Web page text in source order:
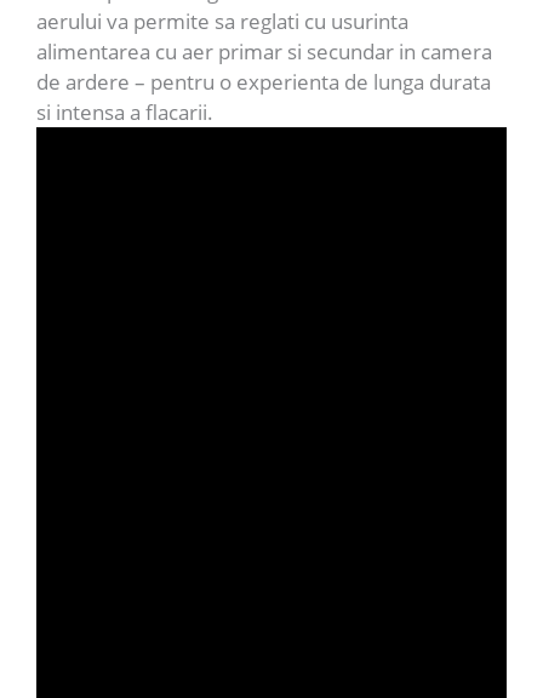
aerului va permite sa reglati cu usurinta
alimentarea cu aer primar si secundar in camera
de ardere – pentru o experienta de lunga durata
si intensa a flacarii.